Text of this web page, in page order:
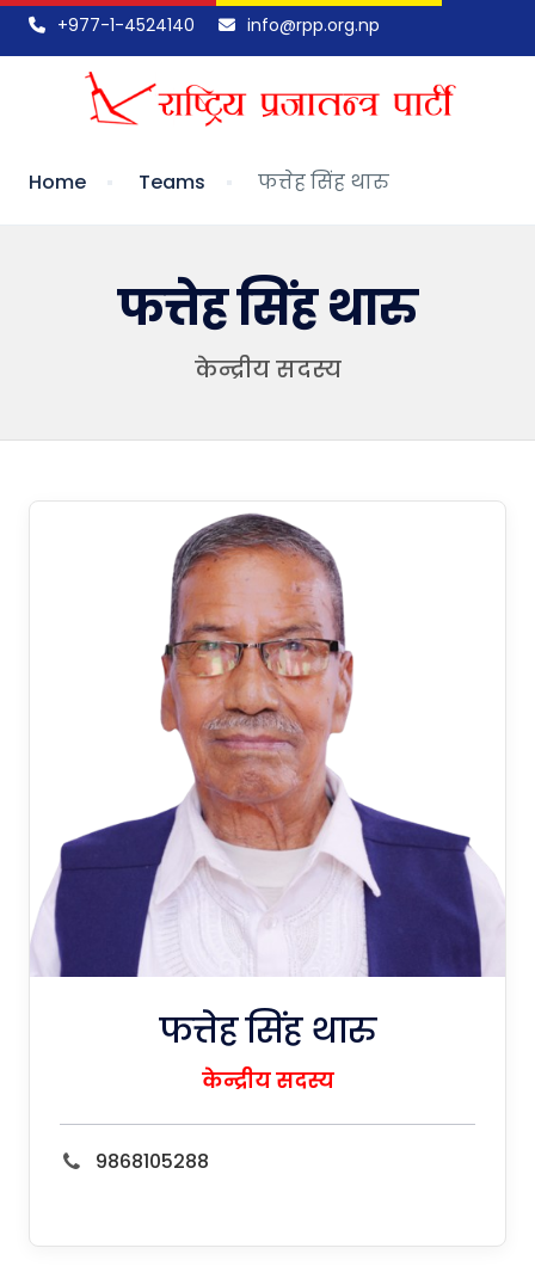
+977-1-4524140 info@rpp.org.np
Home Teams फत्तेह सिंह थारु
फत्तेह सिंह थारु
केन्द्रीय सदस्य
फत्तेह सिंह थारु
केन्द्रीय सदस्य
9868105288